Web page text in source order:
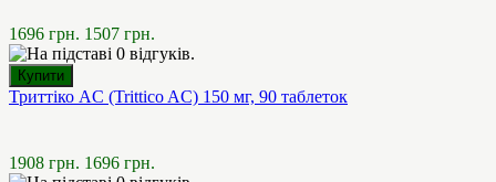
1696 грн. 1507 грн.
Триттіко AC (Trittico AC) 150 мг, 90 таблеток
1908 грн. 1696 грн.